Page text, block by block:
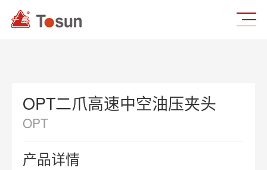
OPT二爪高速中空油压夹头
OPT
产品详情